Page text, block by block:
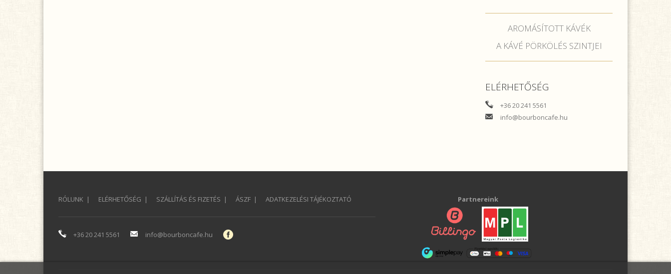
AROMÁSÍTOTT KÁVÉK
A KÁVÉ PÖRKÖLÉS SZINTJEI
ELÉRHETŐSÉG
+36 20 241 5561
info@bourboncafe.hu
RÓLUNK ELÉRHETŐSÉG SZÁLLÍTÁS ÉS FIZETÉS ÁSZF ADATKEZELÉSI TÁJÉKOZTATÓ
+36 20 241 5561 info@bourboncafe.hu
Partnereink